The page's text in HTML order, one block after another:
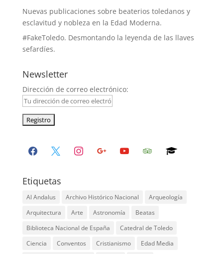
Nuevas publicaciones sobre beaterios toledanos y
esclavitud y nobleza en la Edad Moderna.
#FakeToledo. Desmontando la leyenda de las llaves
sefardíes.
Newsletter
Dirección de correo electrónico:
facebook instagramgoogle youtube tripadvisorgraduation-
Etiquetas
Al Andalus Archivo Histórico Nacional
Arqueología
Arquitectura
Arte Astronomía
Beatas
Biblioteca Nacional de España
Catedral de Toledo
Ciencia
Conventos Cristianismo
Edad Media